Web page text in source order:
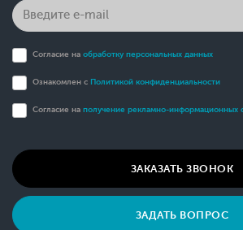
Согласие на обработку персональных данных
Ознакомлен с Политикой конфиденциальности
Согласие на получение рекламно-информационных
ЗАКАЗАТЬ ЗВОНОК
ЗАДАТЬ ВОПРОС